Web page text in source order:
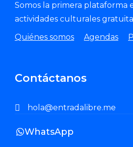
Somos la primera plataforma
actividades culturales
Quiénes somos
Agendas
Contáctanos
hola@entradalibre.me
WhatsApp